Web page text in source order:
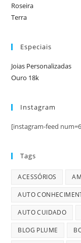
Roseira
Terra
Especiais
Joias Personalizadas
Ouro 18k
Instagram
[instagram-feed
Tags
ACESSÓRIOS
AUTO
AUTO CUIDADO
BLOG PLUME